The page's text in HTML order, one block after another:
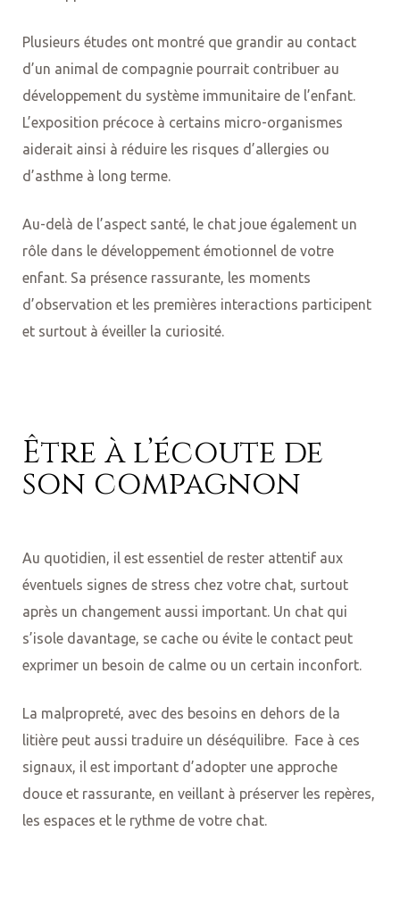
Plusieurs études ont montré que grandir au contact
d’un animal de compagnie pourrait contribuer au
développement du système immunitaire de l’enfant.
L’exposition précoce à certains micro-organismes
aiderait ainsi à réduire les risques d’allergies ou
d’asthme à long terme.
Au-delà de l’aspect santé, le chat joue également un
rôle dans le développement émotionnel de votre
enfant. Sa présence rassurante, les moments
d’observation et les premières interactions participent
et surtout à éveiller la curiosité.
Être à l’écoute de
son compagnon
Au quotidien, il est essentiel de rester attentif aux
éventuels signes de stress chez votre chat, surtout
après un changement aussi important. Un chat qui
s’isole davantage, se cache ou évite le contact peut
exprimer un besoin de calme ou un certain inconfort.
La malpropreté, avec des besoins en dehors de la
litière peut aussi traduire un déséquilibre. Face à ces
signaux, il est important d’adopter une approche
douce et rassurante, en veillant à préserver les repères,
les espaces et le rythme de votre chat.